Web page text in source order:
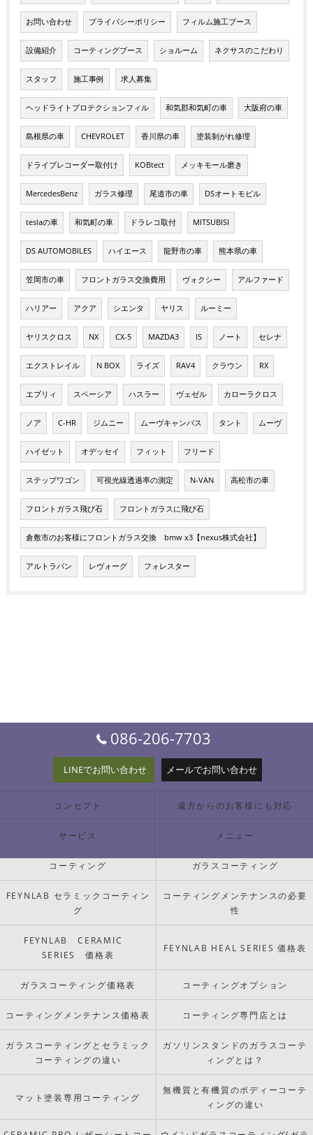
お問い合わせ プライバシーポリシー フィルム施工ブース
設備紹介 コーティングブース ショルーム ネクサスのこだわり
スタッフ 施工事例 求人募集
ヘッドライトプロテクションフィル 和気郡和気町の車 大阪府の車
島根県の車 CHEVROLET 香川県の車 塗装剝がれ修理
ドライブレコーダー取付け KOBtect メッキモール磨き
MercedesBenz ガラス修理 尾道市の車 DSオートモビル
teslaの車 和気町の車 ドラレコ取付 MITSUBISI
DS AUTOMOBILES ハイエース 龍野市の車 熊本県の車
笠岡市の車 フロントガラス交換費用 ヴォクシー アルファード
ハリアー アクア シエンタ ヤリス ルーミー
ヤリスクロス NX CX-5 MAZDA3 IS ノート セレナ
エクストレイル N BOX ライズ RAV4 クラウン RX
エブリィ スペーシア ハスラー ヴェゼル カローラクロス
ノア C-HR ジムニー ムーヴキャンバス タント ムーヴ
ハイゼット オデッセイ フィット フリード
ステップワゴン 可視光線透過率の測定 N-VAN 高松市の車
フロントガラス飛び石 フロントガラスに飛び石
倉敷市のお客様にフロントガラス交換 bmw x3【nexus株式会社】
アルトラパン レヴォーグ フォレスター
086-206-7703
LINEでお問い合わせ メールでお問い合わせ
コンセプト 遠方からのお客様にも対応
サービス メニュー
コーティング ガラスコーティング
FEYNLAB セラミックコーティン
グ
コーティングメンテナンスの必要
性
FEYNLAB CERAMIC
SERIES 価格表
FEYNLAB HEAL SERIES 価格表
ガラスコーティング価格表 コーティングオプション
コーティングメンテナンス価格表 コーティング専門店とは
ガラスコーティングとセラミック
コーティングの違い
ガソリンスタンドのガラスコーテ
ィングとは？
マット塗装専用コーティング
無機質と有機質のボディーコーテ
ィングの違い